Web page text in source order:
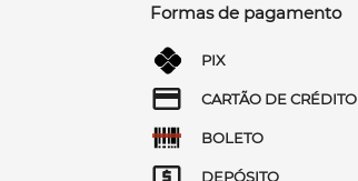
Formas de pagamento
PIX
CARTÃO DE CRÉDITO
BOLETO
DEPÓSITO